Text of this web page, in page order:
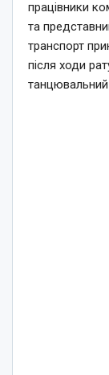
працівники
та
транспорт
після ходи